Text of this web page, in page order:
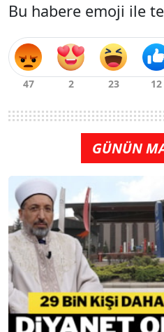
Bu habere emoji ile
GÜNÜN